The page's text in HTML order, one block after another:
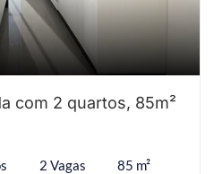
com 2 quartos, 85m²
2 Vagas 85 m²